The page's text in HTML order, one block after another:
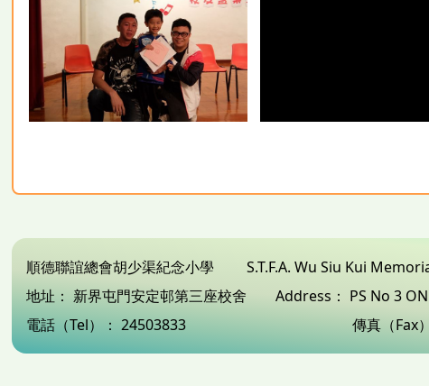
順德聯誼總會胡少渠紀念小學 S.T.F.A. Wu Siu Kui
地址： 新界屯門安定邨第三座校舍 Address： PS No 3
電話（Tel）： 24503833 傳真（Fax